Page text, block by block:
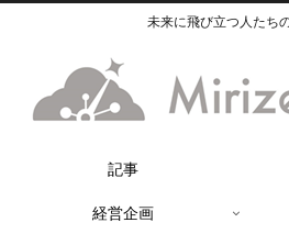
未来に飛び立つ人たち
記事
経営企画